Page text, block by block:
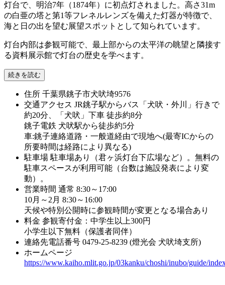
灯台で、明治7年（1874年）に初点灯されました。高さ31m
の白亜の塔と第1等フレネルレンズを備えた灯器が特徴で、
海と日の出を望む展望スポットとして知られています。
灯台内部は参観可能で、最上部からの太平洋の眺望と隣接す
る資料展示館で灯台の歴史を学べます。
続きを読む
住所 千葉県銚子市犬吠埼9576
交通アクセス JR銚子駅からバス「犬吠・外川」行きで
約20分、「犬吠」下車 徒歩約8分
銚子電鉄 犬吠駅から徒歩約5分
車:銚子連絡道路・一般道経由で現地へ(最寄ICからの
所要時間は経路により異なる)
駐車場 駐車場あり（君ヶ浜灯台下広場など）。無料の
駐車スペースが利用可能（台数は施設発表により変
動）。
営業時間 通常 8:30～17:00
10月～2月 8:30～16:00
天候や特別公開時に参観時間が変更となる場合あり
料金 参観寄付金：中学生以上300円
小学生以下無料（保護者同伴）
連絡先電話番号 0479-25-8239 (燈光会 犬吠埼支所)
ホームページ
https://www.kaiho.mlit.go.jp/03kanku/choshi/inubo/guide/